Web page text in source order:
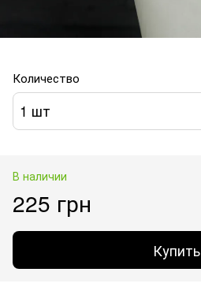
Количество
1 шт
В наличии
225 грн
Купить